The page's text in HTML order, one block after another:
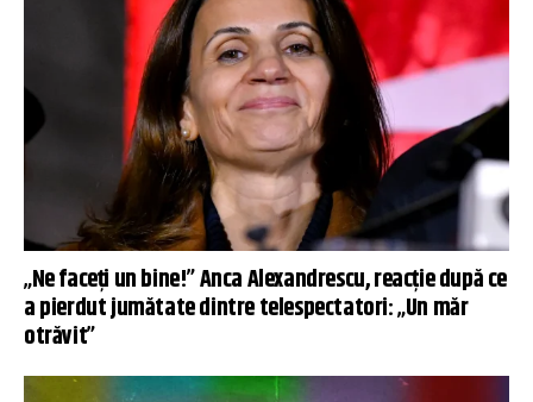
„Ne faceți un bine!” Anca Alexandrescu, reacție după ce
a pierdut jumătate dintre telespectatori: „Un măr
otrăvit”